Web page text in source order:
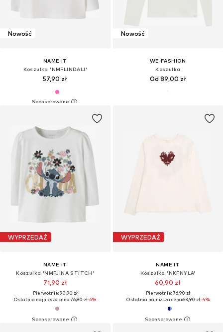
Nowość
NAME IT
Koszulka 'NMFLINDALI'
57,90 zł
Nowość
WE FASHION
Koszulka
Od 89,00 zł
WYPRZEDAŻ
NAME IT
Koszulka 'NMFJINA STITCH'
71,90 zł
Pierwotnie: 90,90 zł
Ostatnia najniższa cena:76,90 zł-6%
WYPRZEDAŻ
NAME IT
Koszulka 'NKFNYLA'
60,90 zł
Pierwotnie: 76,90 zł
Ostatnia najniższa cena:63,90 zł-4%